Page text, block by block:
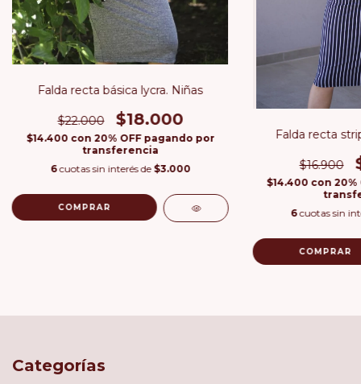
Falda recta básica lycra. Niñas
$22.000 $18.000
$14.400 con 20% OFF pagando por
transferencia
6 cuotas sin interés de $3.000
COMPRAR
Falda recta
$16.900
$14.400 con 20%
6 cuotas sin
COMPRAR
Categorías